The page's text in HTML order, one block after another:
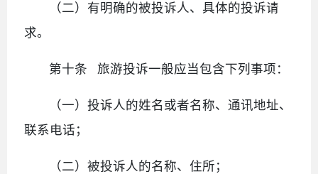
（二）有明确的被投诉人、具体的投诉请
求。
第十条 旅游投诉一般应当包含下列事项：
（一）投诉人的姓名或者名称、通讯地址、
联系电话；
（二）被投诉人的名称、住所；